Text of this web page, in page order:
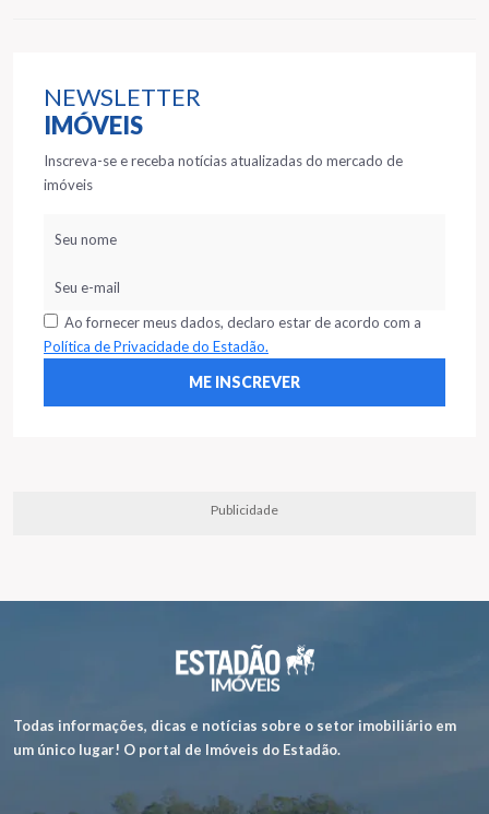
NEWSLETTER
IMÓVEIS
Inscreva-se e receba notícias atualizadas do mercado de
imóveis
Ao fornecer meus dados, declaro estar de acordo com a
Política de Privacidade do Estadão.
Publicidade
Todas informações, dicas e notícias sobre o setor imobiliário em
um único lugar! O portal de Imóveis do Estadão.